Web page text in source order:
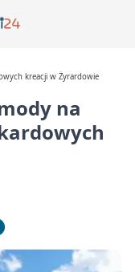
kreacji w Żyrardowie
na